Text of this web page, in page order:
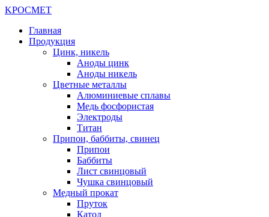
KРОСМЕТ
Главная
Продукция
Цинк, никель
Аноды цинк
Аноды никель
Цветные металлы
Алюминиевые сплавы
Медь фосфористая
Электроды
Титан
Припои, баббиты, свинец
Припои
Баббиты
Лист свинцовый
Чушка свинцовый
Медный прокат
Пруток
Катод